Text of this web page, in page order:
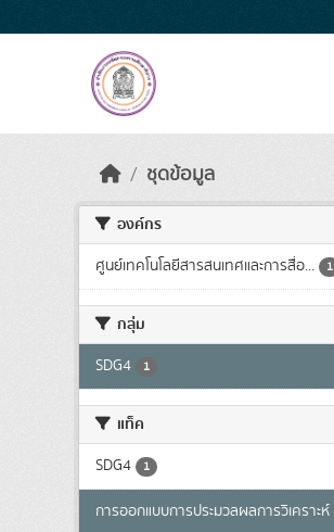
ชุดข้อมูล
องค์กร
ศูนย์เทคโนโลยีสารสนเทศและการสื่อ... 1
กลุ่ม
SDG4 1
แท็ค
SDG4 1
การออกแบบการประมวลผลการวิเคราะห์